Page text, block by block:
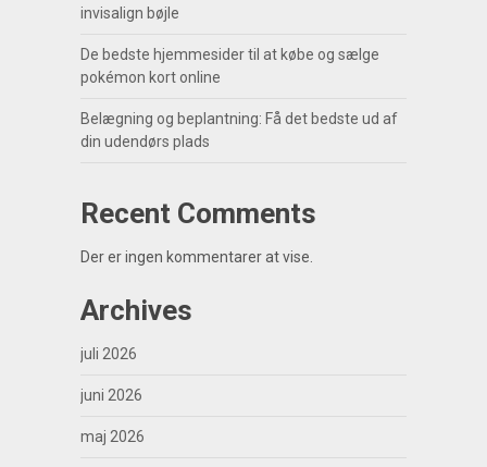
invisalign bøjle
De bedste hjemmesider til at købe og sælge
pokémon kort online
Belægning og beplantning: Få det bedste ud af
din udendørs plads
Recent Comments
Der er ingen kommentarer at vise.
Archives
juli 2026
juni 2026
maj 2026